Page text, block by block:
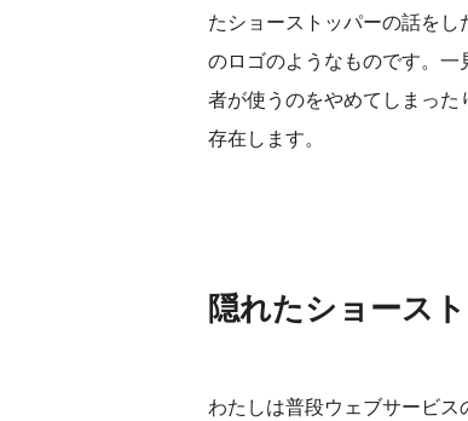
たショーストッパーの話を
のロゴのようなものです。
者が使うのをやめてしまっ
存在します。
隠れたショース
わたしは普段ウェブサービ